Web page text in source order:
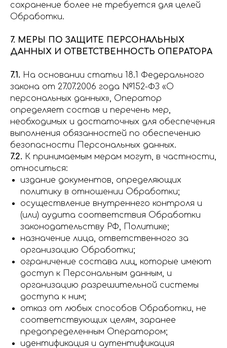
сохранение более не требуется для целей
Обработки.
7. МЕРЫ ПО ЗАЩИТЕ ПЕРСОНАЛЬНЫХ
ДАННЫХ И ОТВЕТСТВЕННОСТЬ ОПЕРАТОРА
7.1. На основании статьи 18.1 Федерального
закона от 27.07.2006 года №152-ФЗ «О
персональных данных», Оператор
определяет состав и перечень мер,
необходимых и достаточных для обеспечения
выполнения обязанностей по обеспечению
безопасности Персональных данных.
7.2. К принимаемым мерам могут, в частности,
относиться:
издание документов, определяющих
политику в отношении Обработки;
осуществление внутреннего контроля и
(или) аудита соответствия Обработки
законодательству РФ, Политике;
назначение лица, ответственного за
организацию Обработки;
ограничение состава лиц, которые имеют
доступ к Персональным данным, и
организацию разрешительной системы
доступа к ним;
отказ от любых способов Обработки, не
соответствующих целям, заранее
предопределенным Оператором;
идентификация и аутентификация